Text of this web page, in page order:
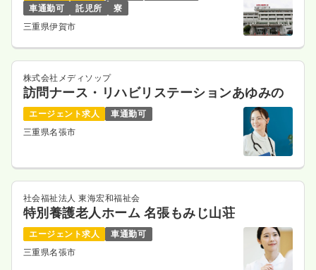
車通勤可
託児所
寮
三重県伊賀市
株式会社メディソップ
訪問ナース・リハビリステーションあゆみの
エージェント求人
車通勤可
三重県名張市
社会福祉法人 東海宏和福祉会
特別養護老人ホーム 名張もみじ山荘
エージェント求人
車通勤可
三重県名張市